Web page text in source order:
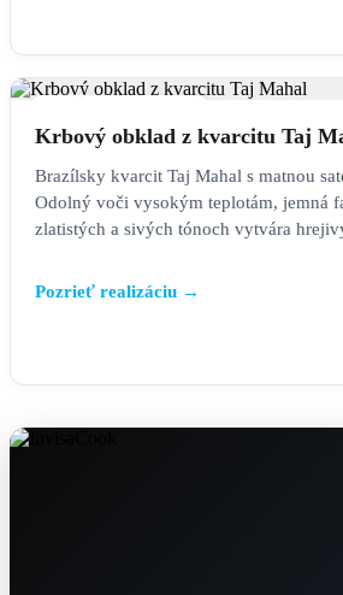
Krbový obklad z kvarcitu Taj
Brazílsky kvarcit Taj Mahal s matnou
Odolný voči vysokým teplotám, jemná
zlatistých a sivých tónoch vytvára
Pozrieť realizáciu →